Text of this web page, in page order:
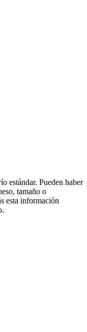
estándar. Pueden haber
tamaño o
esta información